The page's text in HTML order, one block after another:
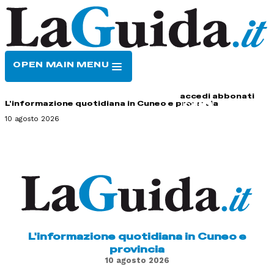
OPEN MAIN MENU
accedi abbonati
L'informazione quotidiana in Cuneo e provincia
10 agosto 2026
L'informazione quotidiana in Cuneo e
provincia
10 agosto 2026